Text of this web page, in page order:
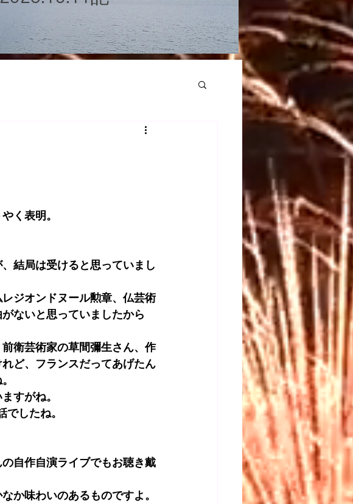
く表明。
結局は受けると思っていまし
ジオンドヌール勲章、仏芸術
ないと思っていましたから
衛芸術家の草間彌生さん、作
ど、フランスだってあげたん
すがね。
したね。
自作自演ライブでもお聴き戴
か味わいのあるものですよ。